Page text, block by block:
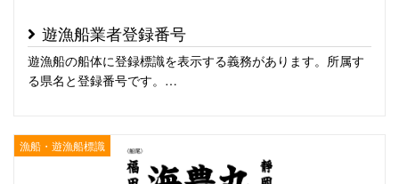
遊漁船業者登録番号
遊漁船の船体に登録標識を表示する義務があります。所属す
る県名と登録番号です。…
漁船・遊漁船標識